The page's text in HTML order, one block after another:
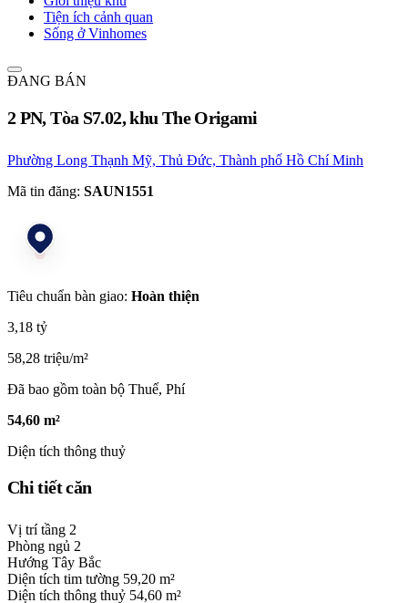
Tiện ích cảnh quan
Sống ở Vinhomes
ĐANG BÁN
2 PN, Tòa S7.02, khu The Origami
Phường Long Thạnh Mỹ, Thủ Đức, Thành phố Hồ Chí Minh
Mã tin đăng: SAUN1551
Tiêu chuẩn bàn giao: Hoàn thiện
3,18 tỷ
58,28 triệu/m²
Đã bao gồm toàn bộ Thuế, Phí
54,60 m²
Diện tích thông thuỷ
Chi tiết căn
Vị trí tầng 2
Phòng ngủ 2
Hướng Tây Bắc
Diện tích tim tường 59,20 m²
Diện tích thông thuỷ 54,60 m²